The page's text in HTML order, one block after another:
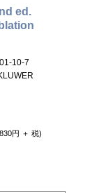
ed.
10-7
円 ＋ 税)